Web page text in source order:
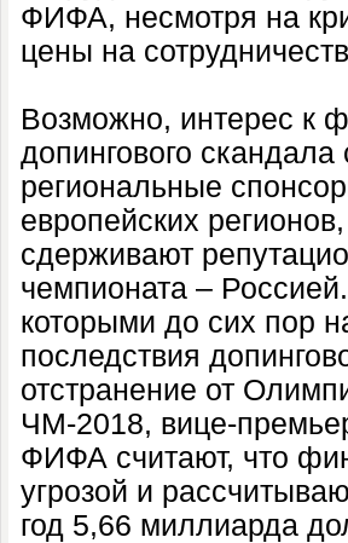
ФИФА, несмотря на
цены на
Возможно, интерес к
допингового
региональные
европейских
сдерживают
чемпионата –
которыми до сих пор
последствия
отстранение от
ЧМ-2018, вице-
ФИФА считают, что
угрозой и
год 5,66 миллиарда